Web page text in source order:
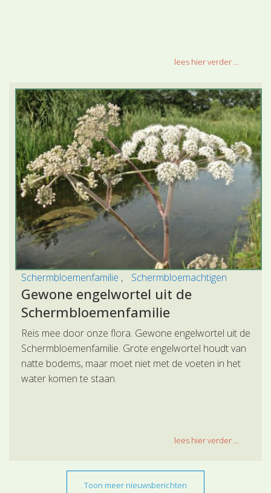
lees hier verder ...
Schermbloemenfamilie Schermbloemachtigen
Gewone engelwortel uit de
Schermbloemenfamilie
Reis mee door onze flora. Gewone engelwortel uit de
Schermbloemenfamilie. Grote engelwortel houdt van
natte bodems, maar moet niet met de voeten in het
water komen te staan.
lees hier verder ...
Toon meer nieuwsberichten